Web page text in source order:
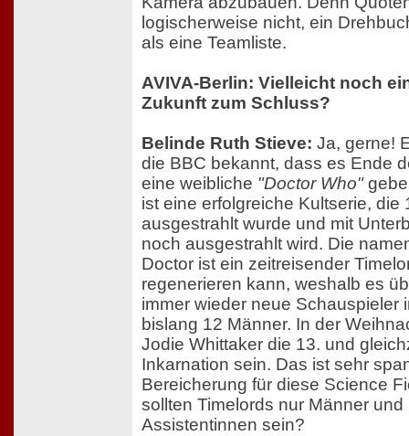
logischerweise nicht, ein
als eine Teamliste.
AVIVA-Berlin: Vielleicht noch
Zukunft zum Schluss?
Belinde Ruth Stieve: Ja, gerne!
die BBC bekannt, dass es Ende
eine weibliche "Doctor Who"
ist eine erfolgreiche Kultserie, die
ausgestrahlt wurde und mit
noch ausgestrahlt wird. Die
Doctor ist ein zeitreisender
regenerieren kann, weshalb es
immer wieder neue Schauspieler
bislang 12 Männer. In der
Jodie Whittaker die 13. und
Inkarnation sein. Das ist sehr
Bereicherung für diese Science
sollten Timelords nur Männer und
Assistentinnen sein?